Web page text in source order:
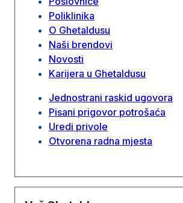
Poliklinika
O Ghetaldusu
Naši brendovi
Novosti
Karijera u Ghetaldusu
Jednostrani raskid ugovora
Pisani prigovor potrošaća
Uredi privole
Otvorena radna mjesta